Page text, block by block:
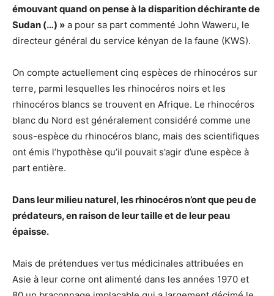
émouvant quand on pense à la disparition déchirante de
Sudan (…) » a pour sa part commenté John Waweru, le
directeur général du service kényan de la faune (KWS).
On compte actuellement cinq espèces de rhinocéros sur
terre, parmi lesquelles les rhinocéros noirs et les
rhinocéros blancs se trouvent en Afrique. Le rhinocéros
blanc du Nord est généralement considéré comme une
sous-espèce du rhinocéros blanc, mais des scientifiques
ont émis l’hypothèse qu’il pouvait s’agir d’une espèce à
part entière.
Dans leur milieu naturel, les rhinocéros n’ont que peu de
prédateurs, en raison de leur taille et de leur peau
épaisse.
Mais de prétendues vertus médicinales attribuées en
Asie à leur corne ont alimenté dans les années 1970 et